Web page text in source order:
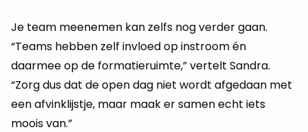
Je team meenemen kan zelfs nog verder gaan.
“Teams hebben zelf invloed op instroom én
daarmee op de formatieruimte,” vertelt Sandra.
“Zorg dus dat de open dag niet wordt afgedaan met
een afvinklijstje, maar maak er samen echt iets
moois van.”